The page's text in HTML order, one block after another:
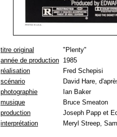
titre original
"Plenty"
année de production 1985
réalisation
Fred Schepisi
scénario
David Hare,
photographie
Ian Baker
musique
Bruce Smeaton
production
Joseph Papp et
interprétation
Meryl Streep,